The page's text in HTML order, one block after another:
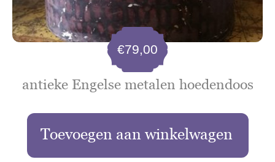
antieke Engelse metalen hoedendoos
€79,00
Toevoegen aan winkelwagen